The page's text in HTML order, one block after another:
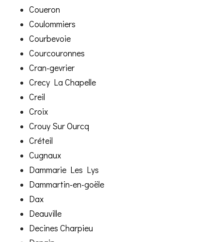
Coueron
Coulommiers
Courbevoie
Courcouronnes
Cran-gevrier
Crecy La Chapelle
Creil
Croix
Crouy Sur Ourcq
Créteil
Cugnaux
Dammarie Les Lys
Dammartin-en-goële
Dax
Deauville
Decines Charpieu